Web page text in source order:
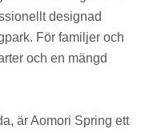
designad
För familjer och
och en mängd
är Aomori Spring ett